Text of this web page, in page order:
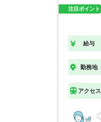
注目ポイント
給与
勤務地
アクセス